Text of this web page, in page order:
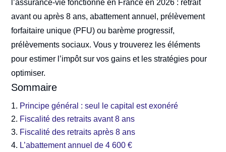
l’assurance-vie fonctionne en France en 2026 : retrait
avant ou après 8 ans, abattement annuel, prélèvement
forfaitaire unique (PFU) ou barème progressif,
prélèvements sociaux. Vous y trouverez les éléments
pour estimer l’impôt sur vos gains et les stratégies pour
optimiser.
Sommaire
Principe général : seul le capital est exonéré
Fiscalité des retraits avant 8 ans
Fiscalité des retraits après 8 ans
L’abattement annuel de 4 600 €